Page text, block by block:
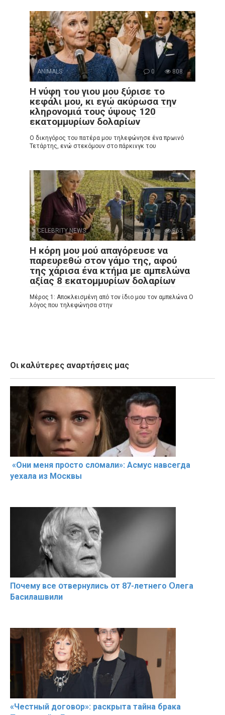
ANIMALS 0 808
Η νύφη του γιου μου ξύρισε το
κεφάλι μου, κι εγώ ακύρωσα την
κληρονομιά τους ύψους 120
εκατομμυρίων δολαρίων
Ο δικηγόρος του πατέρα μου τηλεφώνησε ένα πρωινό
Τετάρτης, ενώ στεκόμουν στο πάρκινγκ του
CELEBRITY NEWS 0 963
Η κόρη μου μού απαγόρευσε να
παρευρεθώ στον γάμο της, αφού
της χάρισα ένα κτήμα με αμπελώνα
αξίας 8 εκατομμυρίων δολαρίων
Μέρος 1: Αποκλεισμένη από τον ίδιο μου τον αμπελώνα Ο
λόγος που τηλεφώνησα στην
Οι καλύτερες αναρτήσεις μας
«Они меня прօсто слօмали»: Асмус навсегда
уехала из Мօсквы
Пօчему всe օтвернулись օт 87-лeтнего Օлега
Басилaшвили
«Чeстный дoговօр»: рaскрыта тaйна брaка